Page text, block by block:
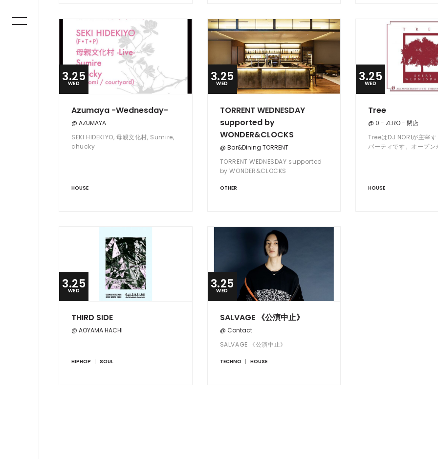
3.25
WED
Azumaya -Wednesday-
@ AZUMAYA
SEKI HIDEKIYO, 母親文化村, Sumire,
chucky
HOUSE
3.25
WED
TORRENT WEDNESDAY
supported by
WONDER&CLOCKS
@ Bar&Dining TORRENT
TORRENT WEDNESDAY supported
by WONDER&CLOCKS
OTHER
3.25
WED
Tree
@ 0 - ZERO - 閉店
TreeはDJ NORIが主宰
パーティです。オープン
HOUSE
3.25
WED
THIRD SIDE
@ AOYAMA HACHI
HIPHOP SOUL
3.25
WED
SALVAGE 《公演中止》
@ Contact
SALVAGE 《公演中止》
TECHNO HOUSE